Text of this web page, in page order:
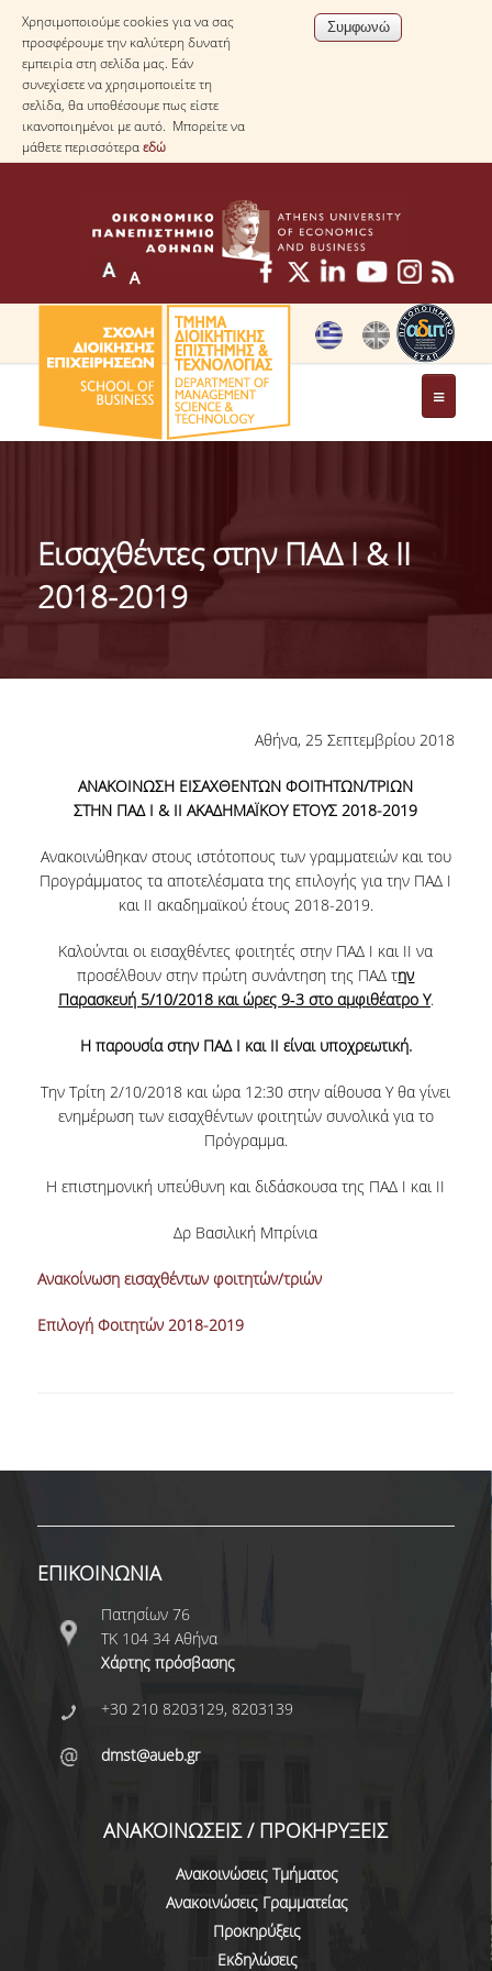
Χρησιμοποιούμε cookies για να σας
προσφέρουμε την καλύτερη δυνατή
εμπειρία στη σελίδα μας. Εάν
συνεχίσετε να χρησιμοποιείτε τη
σελίδα, θα υποθέσουμε πως είστε
ικανοποιημένοι με αυτό. Μπορείτε να
μάθετε περισσότεραεδώ
ΤΟ ΤΜΗΜΑ
ΤΑΥΤΟΤΗΤΑ ΤΟΥ ΤΜΗΜΑΤΟΣ
ΑΠΟΣΤΟΛΗ ΤΟΥ ΤΜΗΜΑΤΟΣ
ΕΠΑΓΓΕΛΜΑΤΙΚΕΣ ΠΡΟΟΠΤΙΚΕΣ
ΓΙΑ ΜΑΘΗΤΕΣ ΛΥΚΕΙΟΥ
ΠΡΟΓΡΑΜΜΑ ΥΠΟΤΡΟΦΙΩΝ
ΚΡΙΤΗΡΙΑ ΚΑΙ ΔΙΑΔΙΚΑΣΙΑ ΕΠΙΛΟΓΗΣ
ΕΡΓΑΣΤΗΡΙΑΚΗ ΥΠΟΔΟΜΗ
ΒΡΑΒΕΙΑ ΕΞΑΙΡΕΤΙΚΗΣ ΕΠΙΔΟΣΗΣ ΣΤΗ
ΑΝΘΡΩΠΙΝΟ ΔΥΝΑΜΙΚΟ
ΠΡΟΣΩΠΙΚΟ ΤΟΥ ΤΜΗΜΑΤΟΣ
ΜΕΛΗ ΔΕΠ
ΕΠΙΤΙΜΟΙ ΔΙΔΑΚΤΟΡΕΣ
ΠΡΟΠΤΥΧΙΑΚΕΣ ΣΠΟΥΔΕΣ
ΜΑΘΗΜΑΤΑ ΕΛΕΥΘΕΡΗΣ ΕΠΙΛΟΓΗΣ ΑΠΟ
ΒΡΑΒΕΙΑ ΕΡΓΑΣΙΩΝ
ΠΡΑΚΤΙΚΗ ΑΣΚΗΣΗ ΚΑΙ ΠΤΥΧΙΑΚΗ ΕΡΓΑΣΙΑ
Εισαχθέντες στην ΠΑΔ Ι & ΙΙ
2018-2019
Αθήνα, 25 Σεπτεμβρίου 2018
ΑΝΑΚΟΙΝΩΣΗ ΕΙΣΑΧΘΕΝΤΩΝ ΦΟΙΤΗΤΩΝ/ΤΡΙΩΝ
ΣΤΗΝ ΠΑΔ Ι & ΙΙ ΑΚΑΔΗΜΑΪΚΟΥ ΕΤΟΥΣ 2018-2019
Ανακοινώθηκαν στους ιστότοπους των γραμματειών και του
Προγράμματος τα αποτελέσματα της επιλογής για την ΠΑΔ Ι
και ΙΙ ακαδημαϊκού έτους 2018-2019.
Καλούνται οι εισαχθέντες φοιτητές στην ΠΑΔ Ι και ΙΙ να
προσέλθουν στην πρώτη συνάντηση της ΠΑΔ την
Παρασκευή 5/10/2018 και ώρες 9‐3 στο αμφιθέατρο Υ.
Η παρουσία στην ΠΑΔ Ι και ΙΙ είναι υποχρεωτική.
Την Τρίτη 2/10/2018 και ώρα 12:30 στην αίθουσα Υ θα γίνει
ενημέρωση των εισαχθέντων φοιτητών συνολικά για το
Πρόγραμμα.
Η επιστημονική υπεύθυνη και διδάσκουσα της ΠΑΔ Ι και ΙΙ
Δρ Βασιλική Μπρίνια
Ανακοίνωση εισαχθέντων φοιτητών/τριών
Επιλογή Φοιτητών 2018-2019
ΕΠΙΚΟΙΝΩΝΙΑ
Πατησίων 76
ΤΚ 104 34 Αθήνα
Χάρτης πρόσβασης
+30 210 8203129, 8203139
dmst@aueb.gr
ΑΝΑΚΟΙΝΩΣΕΙΣ / ΠΡΟΚΗΡΥΞΕΙΣ
Ανακοινώσεις Τμήματος
Ανακοινώσεις Γραμματείας
Προκηρύξεις
Εκδηλώσεις